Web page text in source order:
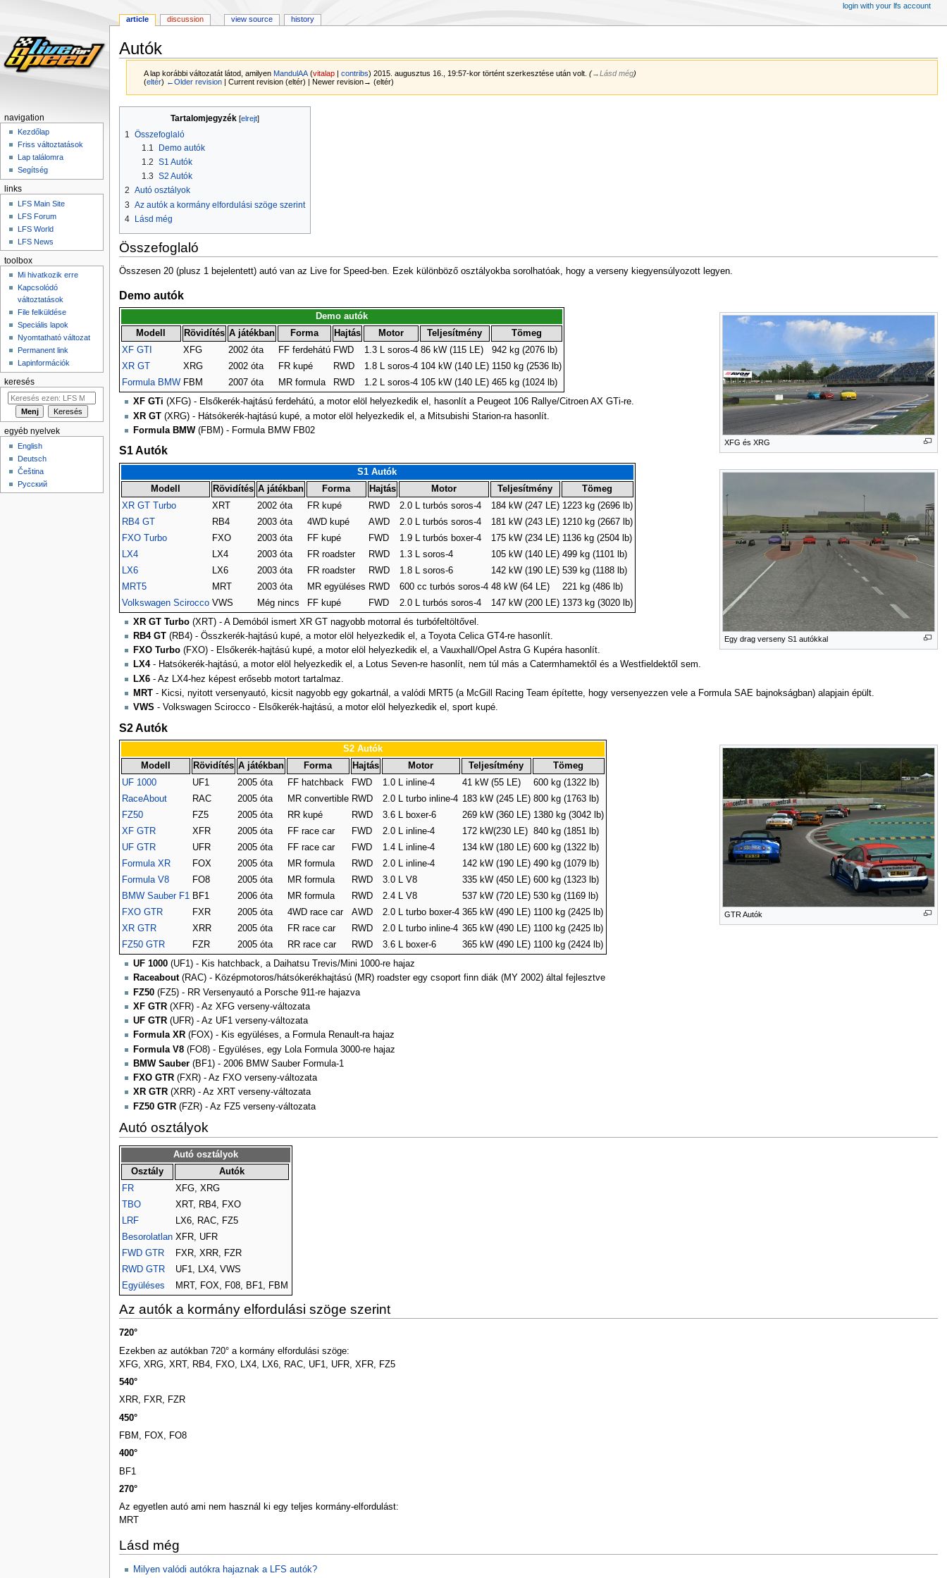
Autók
A lap korábbi változatát látod, amilyen MandulAA (vitalap |contribs) 2015. augusztus 16., 19:57-kor történt szerkesztése után volt.(→‎Lásd még)
(eltér) ←Older revision | Current revision (eltér) | Newer revision→ (eltér)
navigációhoz
kereséshez
Tartalomjegyzék
1 Összefoglaló
1.1
Demo autók
1.2 S1 Autók
1.3 S2 Autók
2 Autó osztályok
3 Az autók a kormány elfordulási szöge szerint
4 Lásd még
Összefoglaló
Összesen 20 (plusz 1 bejelentett) autó van az Live for Speed-ben. Ezek különböző osztályokba sorolhatóak, hogy a verseny kiegyensúlyozott legyen.
Demo autók
XFG és XRG
Demo autók
Modell
Rövidítés A játékban Forma Hajtás Motor Teljesítmény
Tömeg
XF GTI
XFG 2002 óta FF ferdehátú FWD 1.3 L soros-4 86 kW (115 LE)
942 kg (2076 lb)
XR GT
XRG 2002 óta FR kupé RWD 1.8 L soros-4 104 kW (140 LE) 1150 kg (2536 lb)
Formula BMW FBM 2007 óta MR formula RWD 1.2 L soros-4 105 kW (140 LE) 465 kg (1024 lb)
XF GTi (XFG) - Elsőkerék-hajtású ferdehátú, a motor elöl helyezkedik el, hasonlít a Peugeot 106 Rallye/Citroen AX GTi-re.
XR GT(XRG) - Hátsókerék-hajtású kupé, a motor elöl helyezkedik el, a Mitsubishi Starion-ra hasonlít.
Formula BMW(FBM) - Formula BMW FB02
S1 Autók
Egy drag verseny S1 autókkal
S1 Autók
Modell
Rövidítés A játékban Forma Hajtás Motor Teljesítmény
Tömeg
XR GT Turbo
XRT 2002 óta FR kupé RWD 2.0 L turbós soros-4 184 kW (247 LE) 1223 kg (2696 lb)
RB4 GT
RB4 2003 óta 4WD kupé AWD 2.0 L turbós soros-4 181 kW (243 LE) 1210 kg (2667 lb)
FXO Turbo
FXO 2003 óta FF kupé FWD 1.9 L turbós boxer-4 175 kW (234 LE) 1136 kg (2504 lb)
LX4
LX4 2003 óta FR roadster RWD 1.3 L soros-4 105 kW (140 LE) 499 kg (1101 lb)
LX6
LX6 2003 óta FR roadster RWD 1.8 L soros-6 142 kW (190 LE) 539 kg (1188 lb)
MRT5
MRT 2003 óta MR együléses RWD 600 cc turbós soros-4 48 kW (64 LE)
221 kg (486 lb)
Volkswagen Scirocco VWS Még nincs FF kupé FWD 2.0 L turbós soros-4 147 kW (200 LE) 1373 kg (3020 lb)
XR GT Turbo(XRT) - A Demóból ismert XR GT nagyobb motorral és turbófeltöltővel.
RB4 GT(RB4) - Összkerék-hajtású kupé, a motor elöl helyezkedik el, a Toyota Celica GT4-re hasonlít.
FXO Turbo(FXO) - Elsőkerék-hajtású kupé, a motor elöl helyezkedik el, a Vauxhall/Opel Astra G Kupéra hasonlít.
LX4- Hatsókerék-hajtású, a motor elöl helyezkedik el, a Lotus Seven-re hasonlít, nem túl más a Catermhamektől és a Westfieldektől sem.
LX6- Az LX4-hez képest erősebb motort tartalmaz.
MRT- Kicsi, nyitott versenyautó, kicsit nagyobb egy gokartnál, a valódi MRT5 (a McGill Racing Team építette, hogy versenyezzen vele a Formula SAE bajnokságban) alapjain épült.
VWS - Volkswagen Scirocco - Elsőkerék-hajtású, a motor elöl helyezkedik el, sport kupé.
S2 Autók
GTR Autók
S2 Autók
Modell
Rövidítés A játékban Forma Hajtás Motor Teljesítmény
Tömeg
UF 1000
UF1 2005 óta FF hatchback FWD 1.0 L inline-4 41 kW (55 LE)
600 kg (1322 lb)
RaceAbout
RAC 2005 óta MR convertible RWD 2.0 L turbo inline-4 183 kW (245 LE) 800 kg (1763 lb)
FZ50
FZ5 2005 óta RR kupé RWD 3.6 L boxer-6 269 kW (360 LE) 1380 kg (3042 lb)
XF GTR
XFR 2005 óta FF race car FWD 2.0 L inline-4 172 kW(230 LE) 840 kg (1851 lb)
UF GTR
UFR 2005 óta FF race car FWD 1.4 L inline-4 134 kW (180 LE) 600 kg (1322 lb)
Formula XR
FOX 2005 óta MR formula RWD 2.0 L inline-4 142 kW (190 LE) 490 kg (1079 lb)
Formula V8
FO8 2005 óta MR formula RWD 3.0 L V8 335 kW (450 LE) 600 kg (1323 lb)
BMW Sauber F1 BF1 2006 óta MR formula RWD 2.4 L V8 537 kW (720 LE) 530 kg (1169 lb)
FXO GTR
FXR 2005 óta 4WD race car AWD 2.0 L turbo boxer-4 365 kW (490 LE) 1100 kg (2425 lb)
XR GTR
XRR 2005 óta FR race car RWD 2.0 L turbo inline-4 365 kW (490 LE) 1100 kg (2425 lb)
FZ50 GTR
FZR 2005 óta RR race car RWD 3.6 L boxer-6 365 kW (490 LE) 1100 kg (2424 lb)
UF 1000(UF1) - Kis hatchback, a Daihatsu Trevis/Mini 1000-re hajaz
Raceabout(RAC) - Középmotoros/hátsókerékhajtású (MR) roadster egy csoport finn diák (MY 2002) által fejlesztve
FZ50(FZ5) - RR Versenyautó a Porsche 911-re hajazva
XF GTR(XFR) - Az XFG verseny-változata
UF GTR(UFR) - Az UF1 verseny-változata
Formula XR(FOX) - Kis együléses, a Formula Renault-ra hajaz
Formula V8(FO8) - Együléses, egy Lola Formula 3000-re hajaz
BMW Sauber(BF1) - 2006 BMW Sauber Formula-1
FXO GTR(FXR) - Az FXO verseny-változata
XR GTR(XRR) - Az XRT verseny-változata
FZ50 GTR(FZR) - Az FZ5 verseny-változata
Autó osztályok
Autó osztályok
Osztály
Autók
FR
XFG, XRG
TBO
XRT, RB4, FXO
LRF
LX6, RAC, FZ5
Besorolatlan XFR, UFR
FWD GTR
FXR, XRR, FZR
RWD GTR
UF1, LX4, VWS
Együléses
MRT, FOX, F08, BF1, FBM
Az autók a kormány elfordulási szöge szerint
720°
Ezekben az autókban 720° a kormány elfordulási szöge:
XFG, XRG, XRT, RB4, FXO, LX4, LX6, RAC, UF1, UFR, XFR, FZ5
540°
XRR, FXR, FZR
450°
FBM, FOX, FO8
400°
BF1
270°
Az egyetlen autó ami nem használ ki egy teljes kormány-elfordulást:
MRT
Lásd még
Milyen valódi autókra hajaznak a LFS autók?
article discussion view source history
login with your lfs account
navigation
Kezdőlap
Friss változtatások
Lap találomra
Segítség
links
LFS Main Site
LFS Forum
LFS World
LFS News
toolbox
Mi hivatkozik erre
Kapcsolódó
változtatások
File felküldése
Speciális lapok
Nyomtatható változat
Permanent link
Lapinformációk
keresés
egyéb nyelvek
English
Deutsch
Čeština
Русский